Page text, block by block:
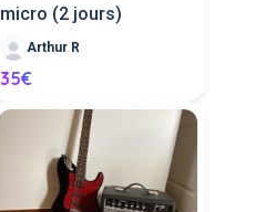
micro (2 jours)
Arthur R
35€